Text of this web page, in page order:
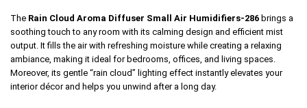
The Rain Cloud Aroma Diffuser Small Air Humidifiers-286 brings a
soothing touch to any room with its calming design and efficient mist
output. It fills the air with refreshing moisture while creating a relaxing
ambiance, making it ideal for bedrooms, offices, and living spaces.
Moreover, its gentle “rain cloud” lighting effect instantly elevates your
interior décor and helps you unwind after a long day.